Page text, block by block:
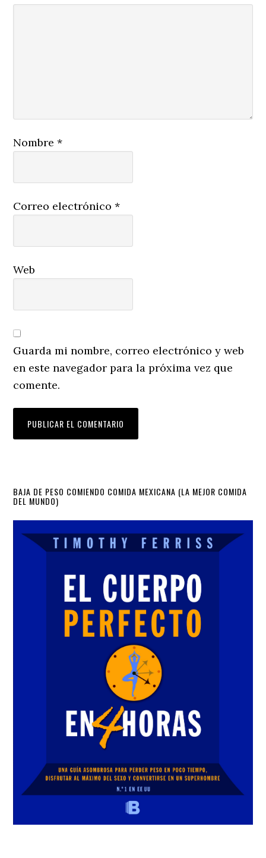
Nombre*
Correo electrónico*
Web
Guarda mi nombre, correo electrónico y web
en este navegador para la próxima vez que
comente.
Primary
Sidebar
BAJA DE PESO COMIENDO COMIDA MEXICANA (LA MEJOR COMIDA
DEL MUNDO)